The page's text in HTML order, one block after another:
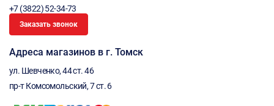
+7 (3822) 52-34-73
Заказать звонок
Адреса магазинов в г. Томск
ул. Шевченко, 44 ст. 46
пр-т Комсомольский, 7 ст. 6